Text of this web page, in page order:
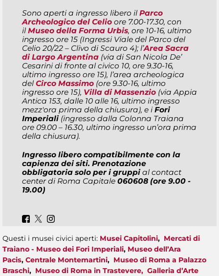
Sono aperti a ingresso libero il Parco
Archeologico del Celio ore 7.00-17.30, con
il Museo della Forma Urbis, ore 10-16, ultimo
ingresso ore 15 (Ingressi Viale del Parco del
Celio 20/22 – Clivo di Scauro 4); l’Area Sacra
di Largo Argentina (via di San Nicola De’
Cesarini di fronte al civico 10, ore 9.30-16,
ultimo ingresso ore 15), l’area archeologica
del Circo Massimo (ore 9.30-16, ultimo
ingresso ore 15), Villa di Massenzio (via Appia
Antica 153, dalle 10 alle 16, ultimo ingresso
mezz'ora prima della chiusura), e i Fori
Imperiali (ingresso dalla Colonna Traiana
ore 09.00 – 16.30, ultimo ingresso un’ora prima
della chiusura).
Ingresso libero compatibilmente con la
capienza dei siti. Prenotazione
obbligatoria solo per i gruppi al contact
center di Roma Capitale 060608 (ore 9.00 -
19.00)
Questi i musei civici aperti: Musei Capitolini, Mercati di
Traiano - Museo dei Fori Imperiali, Museo dell’Ara
Pacis, Centrale Montemartini, Museo di Roma a Palazzo
Braschi, Museo di Roma in Trastevere, Galleria d’Arte